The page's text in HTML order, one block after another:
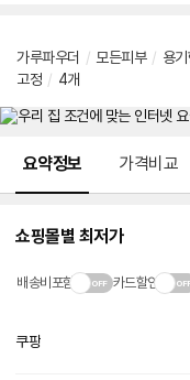
가루파우더 / 모든피부 / 용기
고정 / 4개
요약정보 가격비교
쇼핑몰별 최저가
배송비포함 카드할인
쿠팡